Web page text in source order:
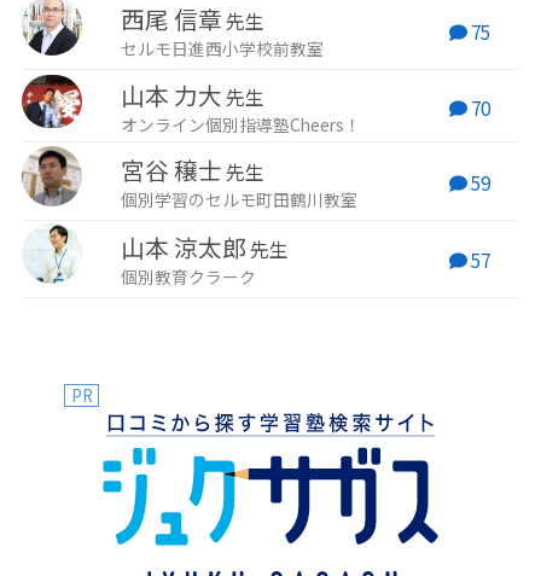
西尾 信章先生
セルモ日進西小学校前教室
75
山本 力大先生
オンライン個別指導塾Cheers！
70
宮谷 穣士先生
個別学習のセルモ町田鶴川教室
59
山本 涼太郎先生
個別教育クラーク
57
PR